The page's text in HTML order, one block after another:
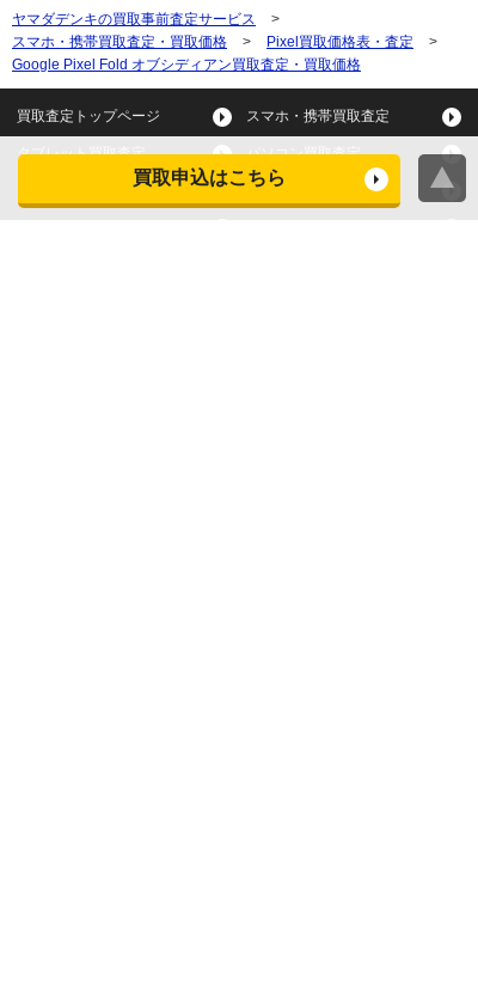
買取申込はこちら
ヤマダデンキの買取事前査定サービス
>
スマホ・携帯買取査定・買取価格
> Pixel買取価格表・査定
>
Google Pixel Fold オブシディアン買取査定・買取価格
買取査定トップページ スマホ・携帯買取査定
タブレット買取査定 パソコン買取査定
スマートウォッチ買取査定 デジカメ買取査定